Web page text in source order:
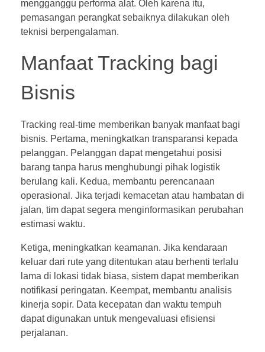
mengganggu performa alat. Oleh karena itu,
pemasangan perangkat sebaiknya dilakukan oleh
teknisi berpengalaman.
Manfaat Tracking bagi
Bisnis
Tracking real-time memberikan banyak manfaat bagi
bisnis. Pertama, meningkatkan transparansi kepada
pelanggan. Pelanggan dapat mengetahui posisi
barang tanpa harus menghubungi pihak logistik
berulang kali. Kedua, membantu perencanaan
operasional. Jika terjadi kemacetan atau hambatan di
jalan, tim dapat segera menginformasikan perubahan
estimasi waktu.
Ketiga, meningkatkan keamanan. Jika kendaraan
keluar dari rute yang ditentukan atau berhenti terlalu
lama di lokasi tidak biasa, sistem dapat memberikan
notifikasi peringatan. Keempat, membantu analisis
kinerja sopir. Data kecepatan dan waktu tempuh
dapat digunakan untuk mengevaluasi efisiensi
perjalanan.